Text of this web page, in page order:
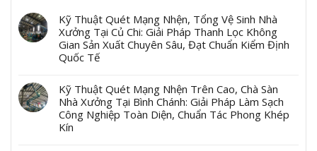
Kỹ Thuật Quét Mạng Nhện, Tổng Vệ Sinh Nhà
Xưởng Tại Củ Chi: Giải Pháp Thanh Lọc Không
Gian Sản Xuất Chuyên Sâu, Đạt Chuẩn Kiểm Định
Quốc Tế
Kỹ Thuật Quét Mạng Nhện Trên Cao, Chà Sàn
Nhà Xưởng Tại Bình Chánh: Giải Pháp Làm Sạch
Công Nghiệp Toàn Diện, Chuẩn Tác Phong Khép
Kín